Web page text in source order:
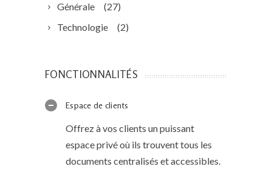
Générale
(27)
Technologie
(2)
FONCTIONNALITÉS
Espace de clients
Offrez à vos clients un puissant
espace privé où ils trouvent tous les
documents centralisés et accessibles.